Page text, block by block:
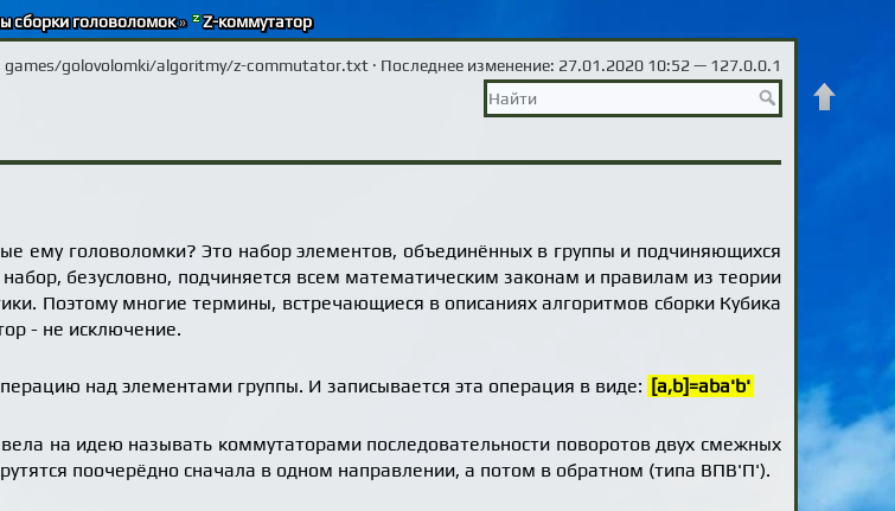
сборки головоломок» Z-коммутатор
games/golovolomki/algoritmy/z-commutator.txt· Последнее изменение: 27.01.2020 10:52 — 127.0.0.1
ему головоломки? Это набор элементов, объединённых в группы и подчиняющихся
безусловно, подчиняется всем математическим законам и правилам из теории
Поэтому многие термины, встречающиеся в описаниях алгоритмов сборки Кубика
- не исключение.
над элементами группы. И записывается эта операция в виде: [a,b]=aba'b'
на идею называть коммутаторами последовательности поворотов двух смежных
поочерёдно сначала в одном направлении, а потом в обратном (типа ВПВ'П').
Наверх